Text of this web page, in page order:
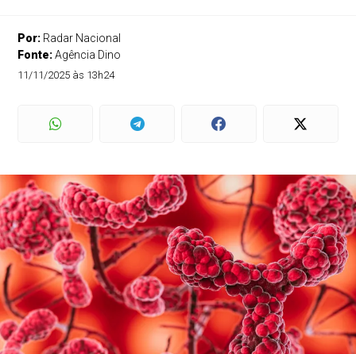
Por: Radar Nacional
Fonte:Agência Dino
11/11/2025 às 13h24